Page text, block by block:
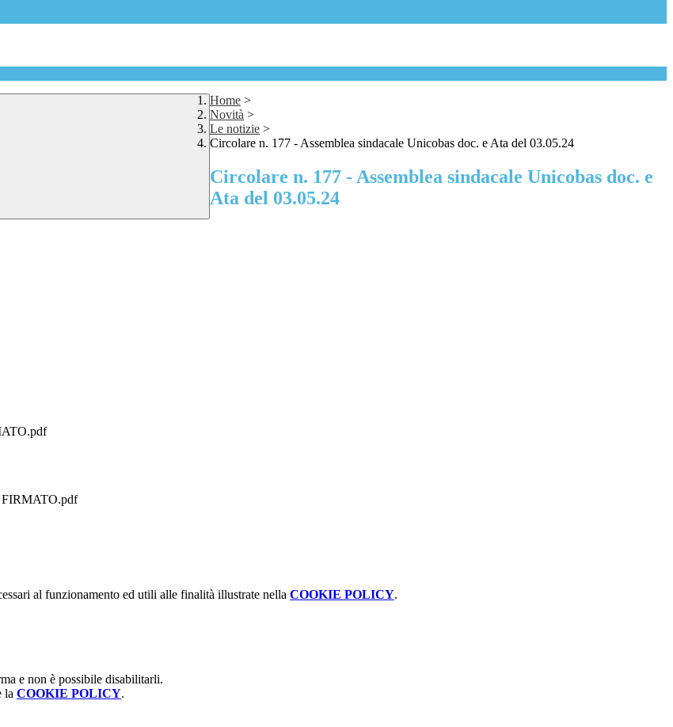
Home >
Novità >
Le notizie >
Circolare n. 177 - Assemblea sindacale Unicobas doc. e Ata del 03.05.24
Circolare n. 177 - Assemblea sindacale Unicobas doc. e
Ata del 03.05.24
al funzionamento ed utili alle finalità illustrate nella COOKIE POLICY.
e non è possibile disabilitarli.
la COOKIE POLICY.